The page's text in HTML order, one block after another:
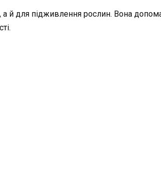
й для підживлення рослин. Вона